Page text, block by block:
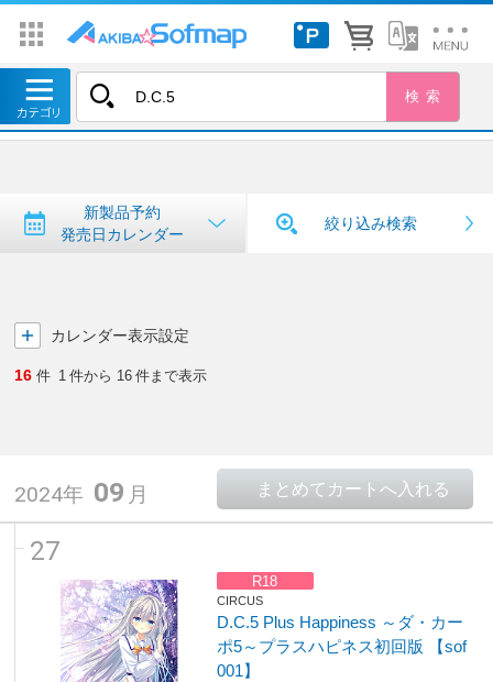
トップ ＞ 新製品予約・発売日カレンダー
新製品予約・発売日カレンダー
新製品予約
発売日カレンダー
絞り込み検索
カレンダー表示設定
16 件 1 件から 16 件まで表示
2024年 09 月
27
R18
CIRCUS
D.C.5 Plus Happiness ～ダ・カー
ポ5～プラスハピネス初回版 【sof
001】